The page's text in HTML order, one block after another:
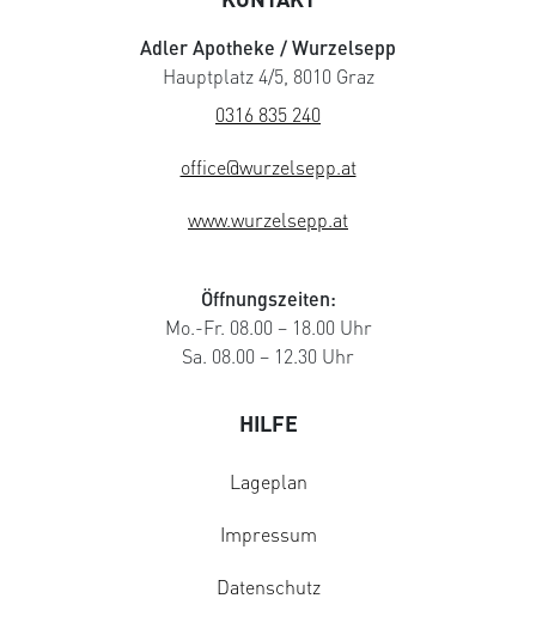
Adler Apotheke / Wurzelsepp
Hauptplatz 4/5, 8010 Graz
0316 835 240
office@wurzelsepp.at
www.wurzelsepp.at
Öffnungszeiten:
Mo.-Fr. 08.00 – 18.00 Uhr
Sa. 08.00 – 12.30 Uhr
HILFE
Lageplan
Impressum
Datenschutz